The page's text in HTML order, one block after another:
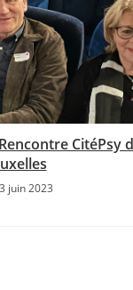
CitéPsy
juin 2023